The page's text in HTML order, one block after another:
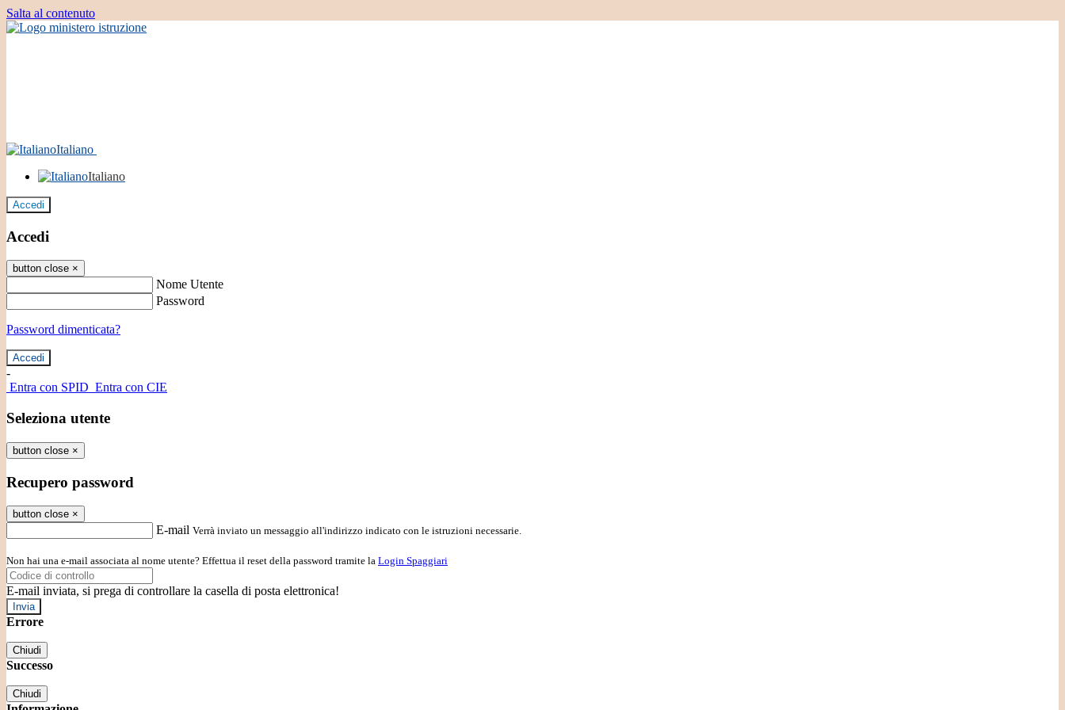
Salta al contenuto
Italiano
Italiano
Accedi
Accedi
button close ×
Nome Utente
Password
Password dimenticata?
-
Entra con SPID Entra con CIE
Seleziona utente
button close ×
Recupero password
button close ×
E-mail Verrà inviato un messaggio all'indirizzo indicato con le istruzioni necessarie.
Non hai una e-mail associata al nome utente? Effettua il reset della password tramite la Login Spaggiari
E-mail inviata, si prega di controllare la casella di posta elettronica!
Errore
Chiudi
Successo
Chiudi